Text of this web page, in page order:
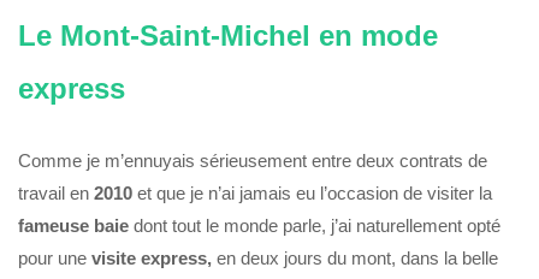
Le Mont-Saint-Michel en mode
express
Comme je m’ennuyais sérieusement entre deux contrats de
travail en 2010 et que je n’ai jamais eu l’occasion de visiter la
fameuse baie dont tout le monde parle, j’ai naturellement opté
pour une visite express, en deux jours du mont, dans la belle